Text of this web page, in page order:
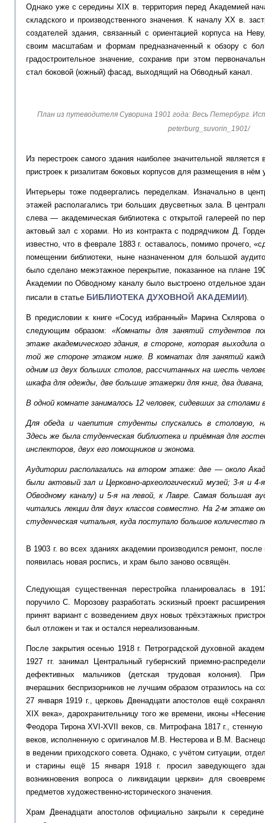
Однако уже с середины XIX в. территория перед Академией
складского и производственного значения. К началу XX в.
создателей здания, связанный с ориентацией корпуса на
своим масштабам и формам предназначенный к обзору с
градостроительное значение, сохранив при этом
стал боковой (южный) фасад, выходящий на Обводный канал.
План из путеводителя Суворина 1901 года: Весь Петербург.
peterburg_suvorin_1901/
Из перестроек самого здания наиболее значительной является
пристроек к ризалитам боковых корпусов для размещения в нём
Интерьеры тоже подвергались переделкам. Изначально в
этажей располагались три больших двусветных зала. В
слева — академическая библиотека с открытой галереей по
актовый зал с хорами. Но из контракта с подрядчиком Д.
известно, что в феврале 1883 г. оставалось, помимо прочего,
помещении библиотеки, ныне назначенном для большой
было сделано межэтажное перекрытие, показанное на плане
Академии по Обводному каналу было выстроено отдельное
писали в статье БИБЛИОТЕКА ДУХОВНОЙ АКАДЕМИИ).
В предисловии к книге «Сосуд избранный» Марина Склярова
следующим образом: «Комнаты для занятий студентов
этаже академического здания, в стороне, которая выходила
той же стороне этажом ниже. В комнатах для занятий
одним из двух больших столов, рассчитанных на шесть
шкафа для одежды, две большие этажерки для книг, два
В одной комнате занималось 12 человек, сидевших за столами
Для обеда и чаепития студенты спускались в столовую,
Здесь же была студенческая библиотека и приёмная для
инспекторов, двух его помощников и эконома.
Аудитории располагались на втором этаже: две — около
были актовый зал и Церковно-археологический музей; 3-я и
Обводному каналу) и 5-я на левой, к Лавре. Самая большая
читались лекции для двух классов совместно. На 2-м этаже
студенческая читальня, куда поступало большое количество
В 1903 г. во всех зданиях академии производился ремонт, после
появилась новая роспись, и храм было заново освящён.
Следующая существенная перестройка планировалась в
поручило С. Морозову разработать эскизный проект
принят вариант с возведением двух новых трёхэтажных
был отложен и так и остался нереализованным.
После закрытия осенью 1918 г. Петроградской духовной
1927 гг. занимал Центральный губернский приемно-
дефективных мальчиков (детская трудовая колония).
вчерашних беспризорников не лучшим образом отразилось на
27 января 1919 г., церковь Двенадцати апостолов ещё
XIX века», дарохранительницу того же времени, иконы
Феодора Тирона XVI-XVII веков, св. Митрофана 1817 г.,
веков, исполненную с оригиналов М.В. Нестерова и В.М.
в ведении приходского совета. Однако, с учётом ситуации,
и старины ещё 15 января 1918 г. просил заведующего
возникновения вопроса о ликвидации церкви» для
предметов художественно-исторического значения.
Храм Двенадцати апостолов официально закрыли к